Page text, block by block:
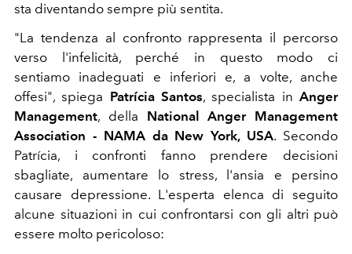
sta diventando sempre più sentita.
"La tendenza al confronto rappresenta il percorso
verso l'infelicità, perché in questo modo ci
sentiamo inadeguati e inferiori e, a volte, anche
offesi", spiega Patrícia Santos, specialista inAnger
Management, della National Anger Management
Association - NAMA da New York, USA. Secondo
Patrícia, i confronti fanno prendere decisioni
sbagliate, aumentare lo stress, l'ansia e persino
causare depressione. L'esperta elenca di seguito
alcune situazioni in cui confrontarsi con gli altri può
essere molto pericoloso: